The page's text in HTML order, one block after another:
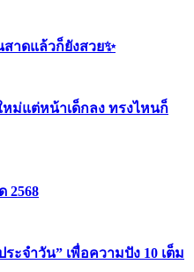
าดแล้วก็ยังสวย✨
หม่แต่หน้าเด็กลง ทรงไหนก็
2568
ะจำวัน” เพื่อความปัง 10 เต็ม